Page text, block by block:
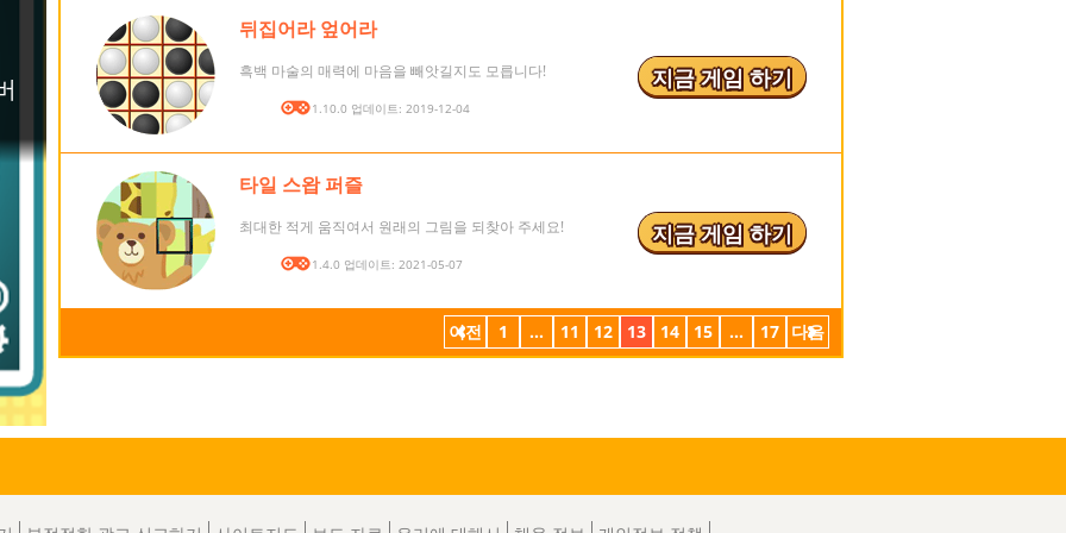
뒤집어라 엎어라
흑백 마술의 매력에 마음을 빼앗길지도 모릅니다!
버전: 1.10.0 업데이트: 2019-12-04
지금 게임 하기
타일 스왑 퍼즐
최대한 적게 움직여서 원래의 그림을 되찾아 주세요!
버전: 1.4.0 업데이트: 2021-05-07
지금 게임 하기
이전 1 ... 11 12 13 14 15 ... 17 다음